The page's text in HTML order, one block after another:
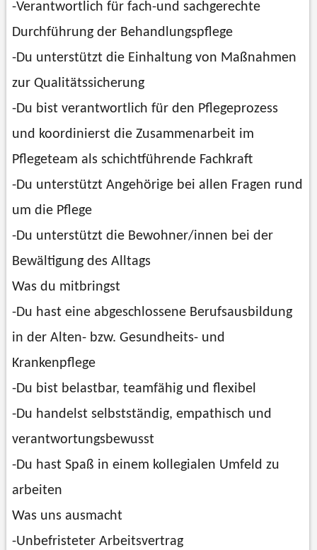
-Verantwortlich für fach-und sachgerechte
Durchführung der Behandlungspflege
-Du unterstützt die Einhaltung von Maßnahmen
zur Qualitätssicherung
-Du bist verantwortlich für den Pflegeprozess
und koordinierst die Zusammenarbeit im
Pflegeteam als schichtführende Fachkraft
-Du unterstützt Angehörige bei allen Fragen rund
um die Pflege
-Du unterstützt die Bewohner/innen bei der
Bewältigung des Alltags
Was du mitbringst
-Du hast eine abgeschlossene Berufsausbildung
in der Alten- bzw. Gesundheits- und
Krankenpflege
-Du bist belastbar, teamfähig und flexibel
-Du handelst selbstständig, empathisch und
verantwortungsbewusst
-Du hast Spaß in einem kollegialen Umfeld zu
arbeiten
Was uns ausmacht
-Unbefristeter Arbeitsvertrag